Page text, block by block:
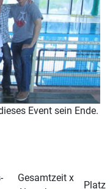
Event sein Ende.
Gesamtzeit x
Platz